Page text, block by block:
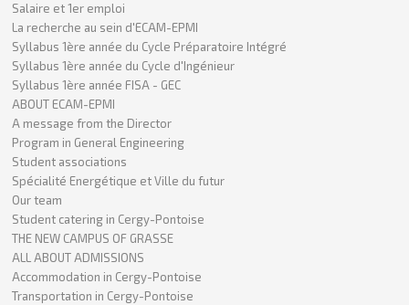
Salaire et 1er emploi
La recherche au sein d'ECAM-EPMI
Syllabus 1ère année du Cycle Préparatoire Intégré
Syllabus 1ère année du Cycle d'Ingénieur
Syllabus 1ère année FISA - GEC
ABOUT ECAM-EPMI
A message from the Director
Program in General Engineering
Student associations
Spécialité Energétique et Ville du futur
Our team
Student catering in Cergy-Pontoise
THE NEW CAMPUS OF GRASSE
ALL ABOUT ADMISSIONS
Accommodation in Cergy-Pontoise
Transportation in Cergy-Pontoise